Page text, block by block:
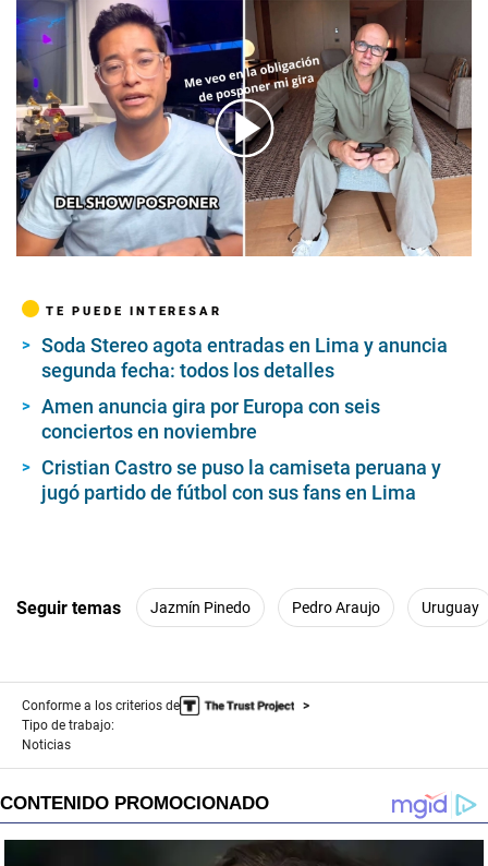
00:00/ 03:43
TE PUEDE INTERESAR
Soda Stereo agota entradas en Lima y anuncia
segunda fecha: todos los detalles
Amen anuncia gira por Europa con seis
conciertos en noviembre
Cristian Castro se puso la camiseta peruana y
jugó partido de fútbol con sus fans en Lima
Seguir temas Jazmín Pinedo Pedro Araujo Uruguay
Conforme a los criterios de
Tipo de trabajo:
Noticias